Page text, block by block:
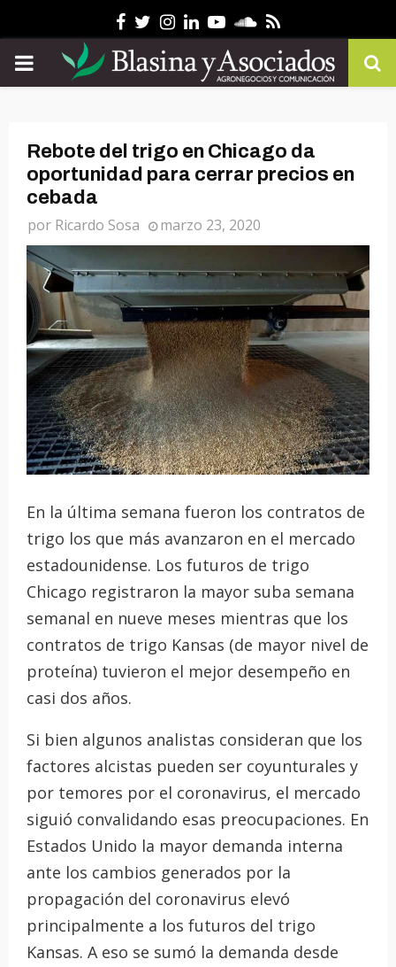
Facebook
Twitter
Instagram
Linkedin
YoutubeSoundcloud
Rss
PRIMARY
Rebote del trigo en Chicago da
oportunidad para cerrar precios en
cebada
por Ricardo Sosa marzo 23, 2020
En la última semana fueron los contratos de
trigo los que más avanzaron en el mercado
estadounidense. Los futuros de trigo
Chicago registraron la mayor suba semana
semanal en nueve meses mientras que los
contratos de trigo Kansas (de mayor nivel de
proteína) tuvieron el mejor desempeño en
casi dos años.
Si bien algunos analistas consideran que los
factores alcistas pueden ser coyunturales y
por temores por el coronavirus, el mercado
siguió convalidando esas preocupaciones. En
Estados Unido la mayor demanda interna
ante los cambios generados por la
propagación del coronavirus elevó
principalmente a los futuros del trigo
Kansas. A eso se sumó la demanda desde